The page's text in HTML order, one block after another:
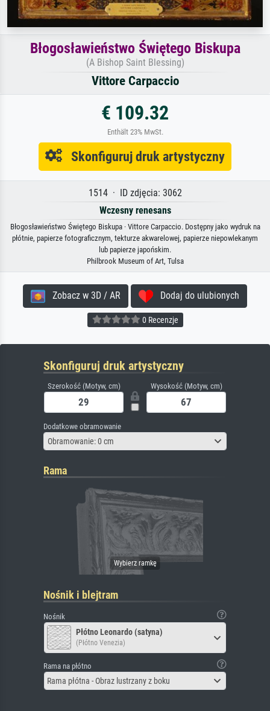
Błogosławieństwo Świętego Biskupa
(A Bishop Saint Blessing)
Vittore Carpaccio
€ 109.32
Enthält 23% MwSt.
Skonfiguruj druk artystyczny
1514 · ID zdjęcia: 3062
Wczesny renesans
Błogosławieństwo Świętego Biskupa · Vittore Carpaccio. Dostępny jako wydruk na
płótnie, papierze fotograficznym, tekturze akwarelowej, papierze niepowlekanym
lub papierze japońskim.
Philbrook Museum of Art, Tulsa
Zobacz w 3D / AR Dodaj do ulubionych
0 Recenzje
Skonfiguruj druk artystyczny
Szerokość (Motyw, cm) Wysokość (Motyw, cm)
Dodatkowe obramowanie
Obramowanie: 0 cm
Rama
Nośnik i blejtram
Nośnik
Płótno Leonardo (satyna)
(Płótno Venezia)
Rama na płótno
Rama płótna - Obraz lustrzany z boku